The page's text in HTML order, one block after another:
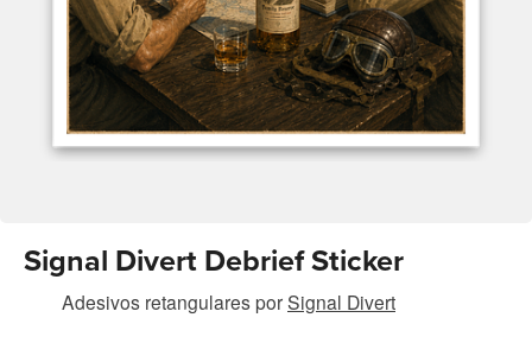
Signal Divert Debrief Sticker
Adesivos retangularesporSignal Divert